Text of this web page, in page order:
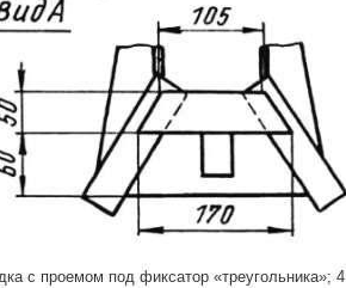
с проемом под фиксатор «треугольника»; 4